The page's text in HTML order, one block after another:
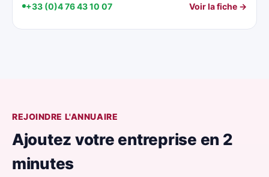
+33 (0)4 76 43 10 07 Voir la fiche →
REJOINDRE L'ANNUAIRE
Ajoutez votre entreprise en 2
minutes